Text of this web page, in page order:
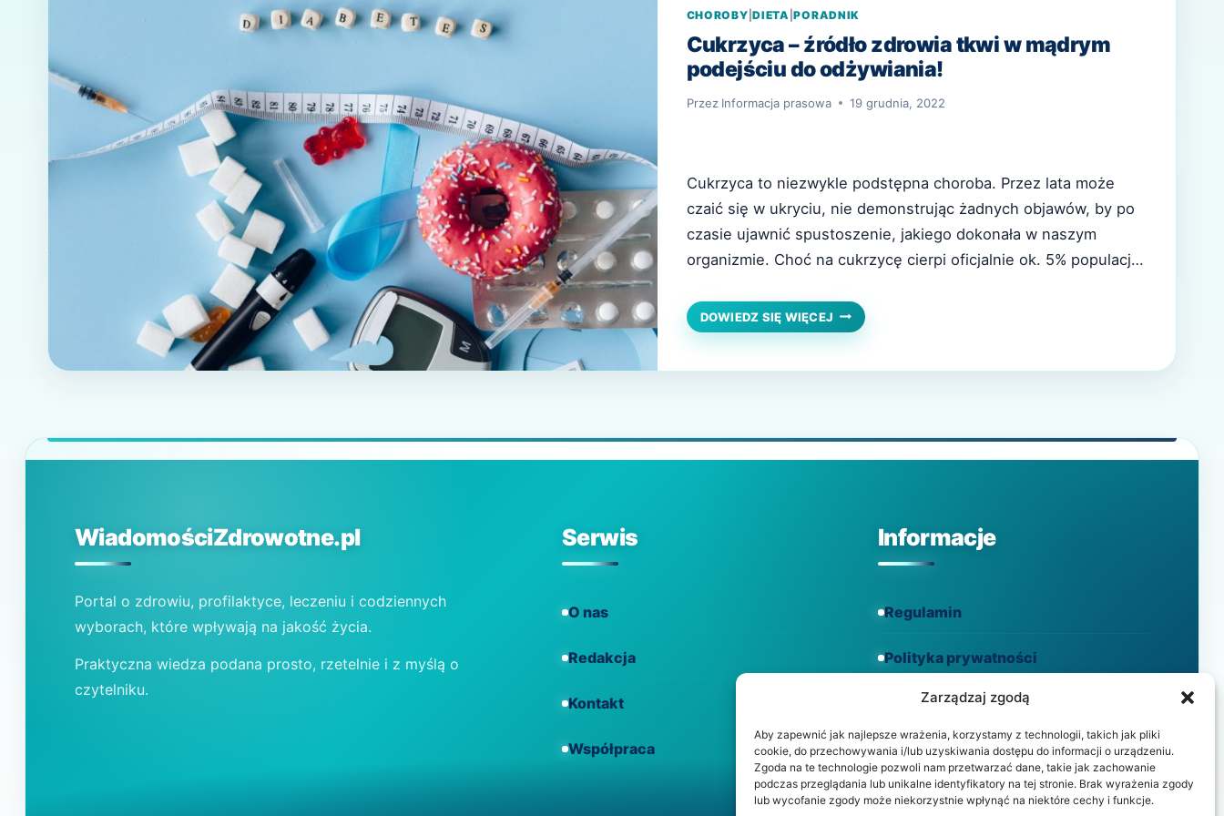
Zarządzaj zgodą
Aby zapewnić jak najlepsze wrażenia, korzystamy z technologii, takich jak pliki
cookie, do przechowywania i/lub uzyskiwania dostępu do informacji o urządzeniu.
Zgoda na te technologie pozwoli nam przetwarzać dane, takie jak zachowanie
podczas przeglądania lub unikalne identyfikatory na tej stronie. Brak wyrażenia zgody
lub wycofanie zgody może niekorzystnie wpłynąć na niektóre cechy i funkcje.
CHOROBY |DIETA |PORADNIK
Cukrzyca – źródło zdrowia tkwi w mądrym
podejściu do odżywiania!
Przez Informacja prasowa 19 grudnia, 2022
Cukrzyca to niezwykle podstępna choroba. Przez lata może
czaić się w ukryciu, nie demonstrując żadnych objawów, by po
czasie ujawnić spustoszenie, jakiego dokonała w naszym
organizmie. Choć na cukrzycę cierpi oficjalnie ok. 5% populacji,
kierunku zdiagnozowane. Jak rozpoznać chorobę i co robić,…
DOWIEDZ SIĘ WIĘCEJ CUKRZYCA
–
PODEJŚCIU
DO
WiadomościZdrowotne.pl
Portal o zdrowiu, profilaktyce, leczeniu i codziennych
wyborach, które wpływają na jakość życia.
Praktyczna wiedza podana prosto, rzetelnie i z myślą o
czytelniku.
Serwis
O nas
Redakcja
Kontakt
Współpraca
Informacje
Regulamin
Polityka prywatności
Polityka cookies